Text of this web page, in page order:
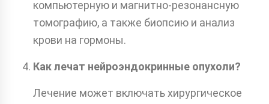
компьютерную и магнитно-резонансную
томографию, а также биопсию и анализ
крови на гормоны.
Как лечат нейроэндокринные опухоли?
Лечение может включать хирургическое